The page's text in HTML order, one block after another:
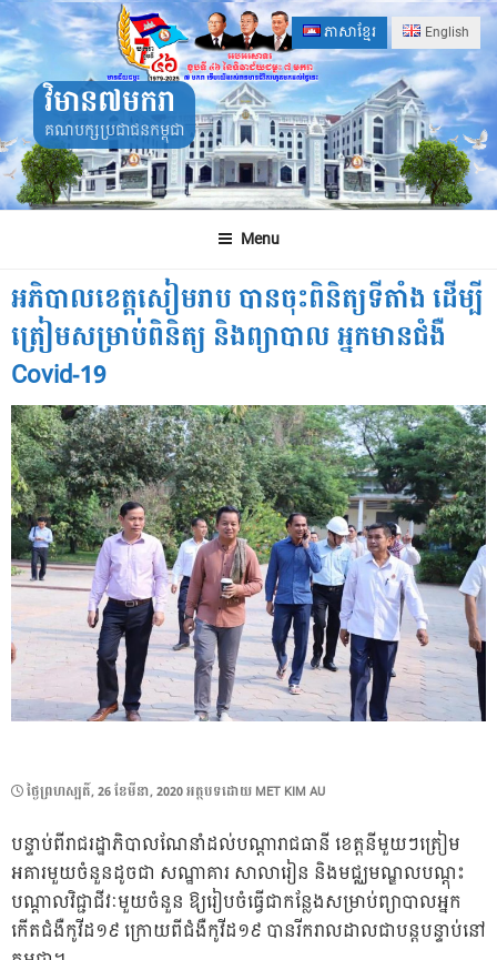
Skip
to
content
ភាសាខ្មែរ English
វិមាន៧មករា
គណបក្សប្រជាជនកម្ពុជា
Menu
អភិបាលខេត្តសៀមរាប បានចុះពិនិត្យទីតាំង ដើម្បី
ត្រៀមសម្រាប់ពិនិត្យ និងព្យាបាល អ្នកមានជំងឺ
Covid-19
POSTED
ថ្ងៃ​ព្រហស្បតិ៍, 26 ខែ​មីនា, 2020អត្ថបទដោយ MET KIM AU
បន្ទាប់ពីរាជរដ្ឋាភិបាលណែនាំដល់បណ្តារាជធានី ខេត្តនីមួយៗត្រៀម
អគារមួយចំនួនដូចជា សណ្ឋាគារ សាលារៀន និងមជ្ឈមណ្ឌលបណ្តុះ
បណ្តាលវិជ្ជាជីវៈមួយចំនួន ឱ្យរៀបចំធ្វើជាកន្លែងសម្រាប់ព្យាបាលអ្នក
កើតជំងឺកូវីដ១៩ ក្រោយពីជំងឺកូវីដ១៩ បានរីករាលដាលជាបន្តបន្ទាប់នៅ